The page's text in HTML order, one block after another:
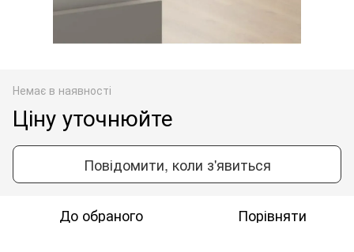
Немає в наявності
Ціну уточнюйте
Повідомити, коли з'явиться
До обраного Порівняти